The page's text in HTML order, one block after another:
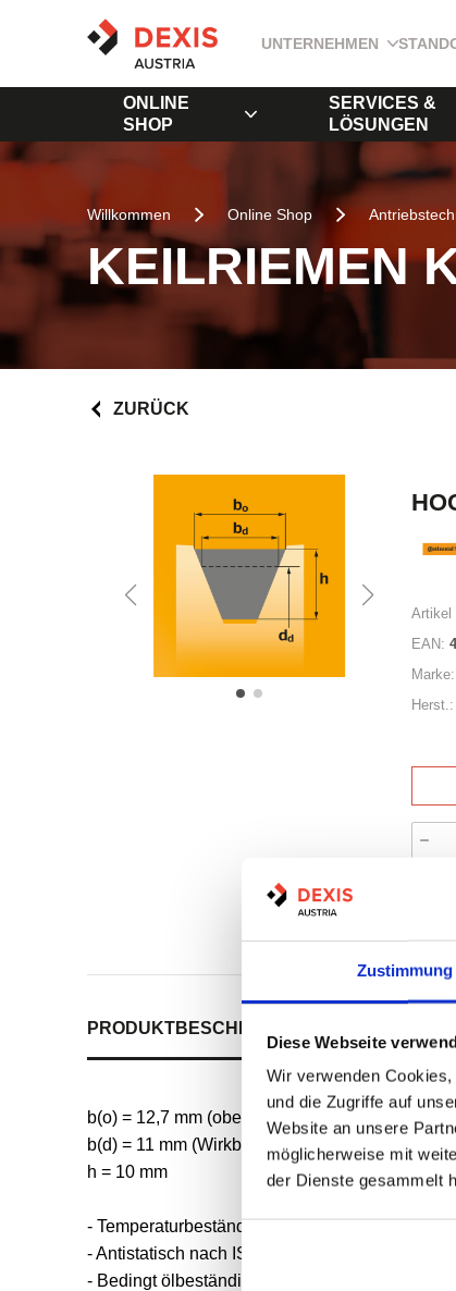
Zustimmung
Diese Webseite
Wir verwenden
und die Zugriffe auf
Website an unsere
möglicherweise mit
der Dienste gesammelt
UNTERNEHMEN
ONLINE
SHOP
SERVICES &
LÖSUNGEN
Willkommen Online Shop
KEILRIEMEN
ZURÜCK
Artikel
EAN:
Marke:
Herst.:
PRODUKTBESCHREIBUNG
b(o) = 12,7 mm (obere Riemenbreite)
b(d) = 11 mm (Wirkbreite)
h = 10 mm
- Temperaturbeständig von -30°C bis +80°C
- Antistatisch nach ISO 1813
- Bedingt ölbeständig